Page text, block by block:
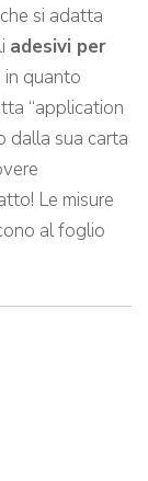
si adatta
adesivi per
in quanto
“application
dalla sua carta
Le misure
al foglio